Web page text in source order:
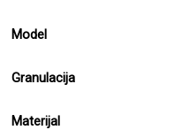
Model
Granulacija
Materijal